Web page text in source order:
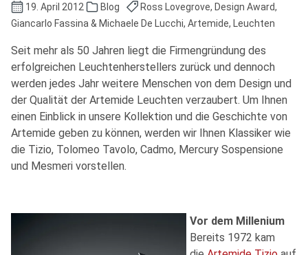
19. April 2012 Blog
Ross Lovegrove, Design Award,
Giancarlo Fassina & Michaele De Lucchi, Artemide, Leuchten
Seit mehr als 50 Jahren liegt die Firmengründung des
erfolgreichen Leuchtenherstellers zurück und dennoch
werden jedes Jahr weitere Menschen von dem Design und
der Qualität der Artemide Leuchten verzaubert. Um Ihnen
einen Einblick in unsere Kollektion und die Geschichte von
Artemide geben zu können, werden wir Ihnen Klassiker wie
die Tizio, Tolomeo Tavolo, Cadmo, Mercury Sospensione
und Mesmeri vorstellen.
Vor dem Millenium
Bereits 1972 kam